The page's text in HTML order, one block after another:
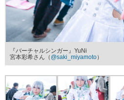
『バーチャルシンガー』YuNi
宮本彩希さん（ @saki_miyamoto）